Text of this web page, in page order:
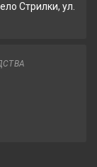
Стрилки, ул.